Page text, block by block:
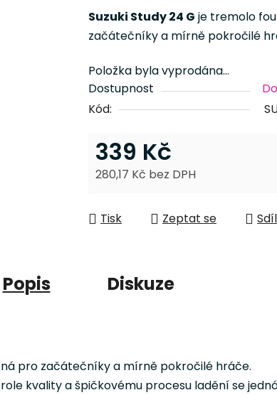
je
0,0
5
hvězdiček.
Suzuki Study 24 G je tremolo
začátečníky a mírně pokročilé
Položka byla vyprodána…
Dostupnost
Kód:
339 Kč
280,17 Kč bez DPH
Tisk
Zeptat se
Popis Diskuze
pro začátečníky a mírně pokročilé hráče.
kvality a špičkovému procesu ladění se